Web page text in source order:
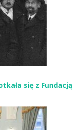
się z Fundacją